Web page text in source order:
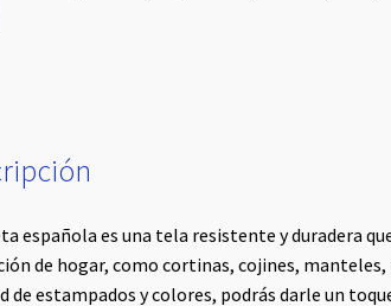
española es una tela resistente y duradera
de hogar, como cortinas, cojines,
de estampados y colores, podrás darle un